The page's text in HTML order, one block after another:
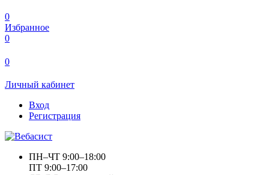
0
Избранное
0
0
Личный кабинет
Вход
Регистрация
ПН–ЧТ 9:00–18:00
ПТ 9:00–17:00